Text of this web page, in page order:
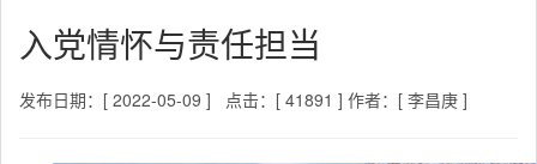
入党情怀与责任担当
发布日期：[ 2022-05-09 ] 点击：[ 41891 ] 作者：[ 李昌庚 ]